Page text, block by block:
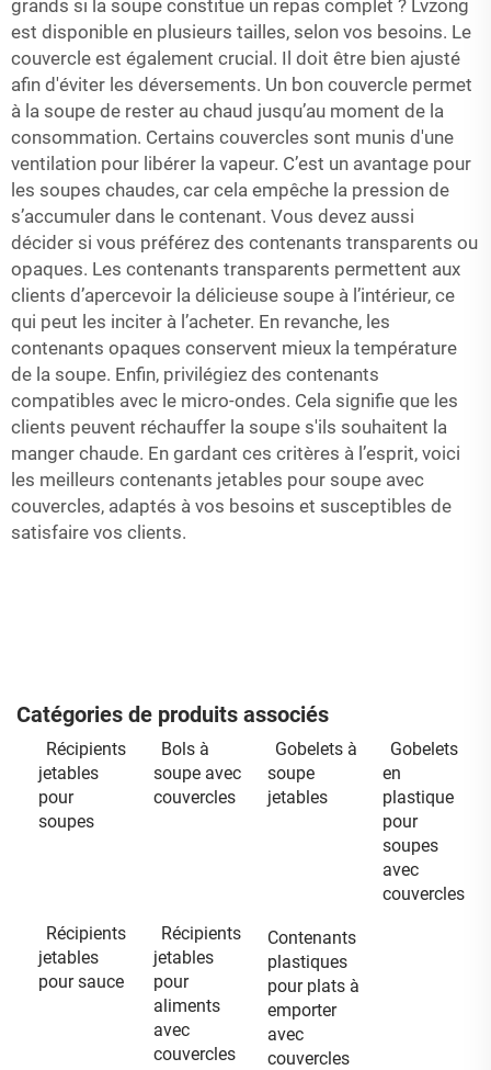
grands si la soupe constitue un repas complet ? Lvzong
est disponible en plusieurs tailles, selon vos besoins. Le
couvercle est également crucial. Il doit être bien ajusté
afin d'éviter les déversements. Un bon couvercle permet
à la soupe de rester au chaud jusqu’au moment de la
consommation. Certains couvercles sont munis d'une
ventilation pour libérer la vapeur. C’est un avantage pour
les soupes chaudes, car cela empêche la pression de
s’accumuler dans le contenant. Vous devez aussi
décider si vous préférez des contenants transparents ou
opaques. Les contenants transparents permettent aux
clients d’apercevoir la délicieuse soupe à l’intérieur, ce
qui peut les inciter à l’acheter. En revanche, les
contenants opaques conservent mieux la température
de la soupe. Enfin, privilégiez des contenants
compatibles avec le micro-ondes. Cela signifie que les
clients peuvent réchauffer la soupe s'ils souhaitent la
manger chaude. En gardant ces critères à l’esprit, voici
les meilleurs contenants jetables pour soupe avec
couvercles, adaptés à vos besoins et susceptibles de
satisfaire vos clients.
Catégories de produits associés
Récipients
jetables
pour
soupes
Bols à
soupe avec
couvercles
Gobelets à
soupe
jetables
Gobelets
en
plastique
pour
soupes
avec
couvercles
Récipients
jetables
pour sauce
Récipients
jetables
pour
aliments
avec
couvercles
Contenants
plastiques
pour plats à
emporter
avec
couvercles